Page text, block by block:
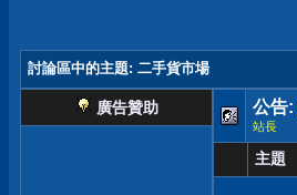
討論區中的主題: 二手貨市場
廣告贊助 公告:
站長
主題